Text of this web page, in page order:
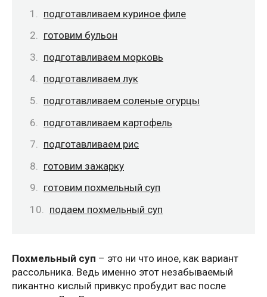
подготавливаем куриное филе
готовим бульон
подготавливаем морковь
подготавливаем лук
подготавливаем соленые огурцы
подготавливаем картофель
подготавливаем рис
готовим зажарку
готовим похмельный суп
подаем похмельный суп
Похмельный суп – это ни что иное, как вариант
рассольника. Ведь именно этот незабываемый
пикантно кислый привкус пробудит вас после